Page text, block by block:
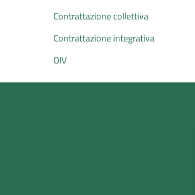
Contrattazione collettiva
Contrattazione integrativa
OIV